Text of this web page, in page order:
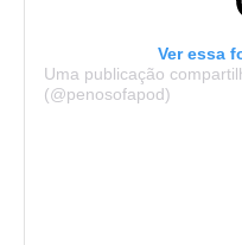
Ver essa
Uma publicação
(@penosofapod)